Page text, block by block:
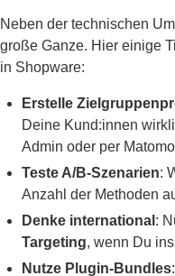
Neben der technischen
große Ganze. Hier einige
in Shopware:
Erstelle
Deine Kund:innen
Admin oder per
Teste A/B-Szenarien:
Anzahl der Methoden
Denke international :
Targeting, wenn Du
Nutze Plugin-Bundles